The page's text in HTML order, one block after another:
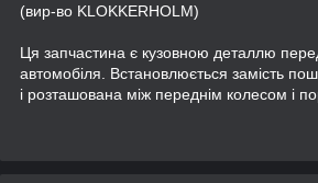
(вир-во KLOKKERHOLM)
Ця запчастина є кузовною деталлю
автомобіля. Встановлюється замість
і розташована між переднім колесом і